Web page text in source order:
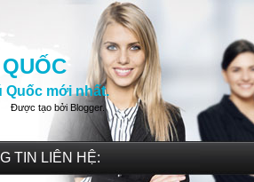
Quốc mới nhất.
Được tạo bởi Blogger.
TIN LIÊN HỆ: